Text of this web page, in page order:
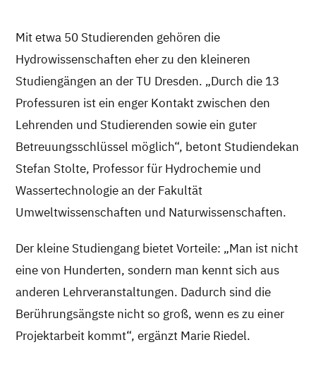
Mit etwa 50 Studierenden gehören die
Hydrowissenschaften eher zu den kleineren
Studiengängen an der TU Dresden. „Durch die 13
Professuren ist ein enger Kontakt zwischen den
Lehrenden und Studierenden sowie ein guter
Betreuungsschlüssel möglich“, betont Studiendekan
Stefan Stolte, Professor für Hydrochemie und
Wassertechnologie an der Fakultät
Umweltwissenschaften und Naturwissenschaften.
Der kleine Studiengang bietet Vorteile: „Man ist nicht
eine von Hunderten, sondern man kennt sich aus
anderen Lehrveranstaltungen. Dadurch sind die
Berührungsängste nicht so groß, wenn es zu einer
Projektarbeit kommt“, ergänzt Marie Riedel.